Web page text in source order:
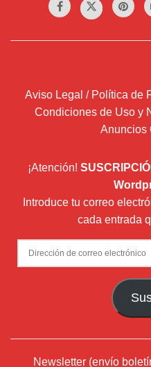
Aviso Legal / Política de
Condiciones de Uso y
Anuncios
¡Atención!
Introduce tu correo
cada entrada
Dirección
de
Newsletter (envío